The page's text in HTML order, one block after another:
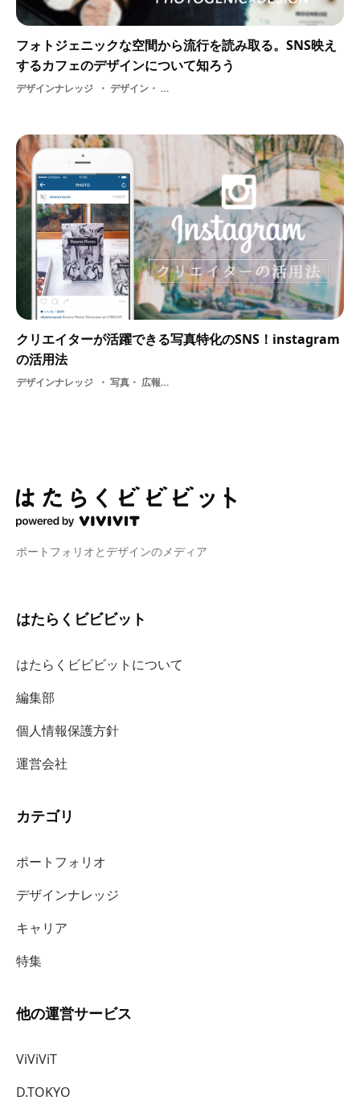
フォトジェニックな空間から流行を読み取る。SNS映え
するカフェのデザインについて知ろう
デザインナレッジ デザイン・ カフェデザイン・ グッズ・ オリジナグッズ・ フォトジェニック・ 情報
クリエイターが活躍できる写真特化のSNS！instagram
の活用法
デザインナレッジ 写真・ 広報・ 憧れ・ instagram・ イラストレーター
ポートフォリオとデザインのメディア
はたらくビビビット
はたらくビビビットについて
編集部
個人情報保護方針
運営会社
カテゴリ
ポートフォリオ
デザインナレッジ
キャリア
特集
他の運営サービス
ViViViT
D.TOKYO